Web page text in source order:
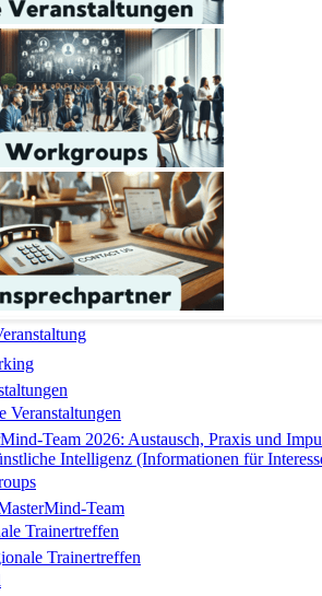
Veranstaltungen
Team 2026: Austausch, Praxis und
Intelligenz (Informationen für
Team
Trainertreffen
Trainertreffen